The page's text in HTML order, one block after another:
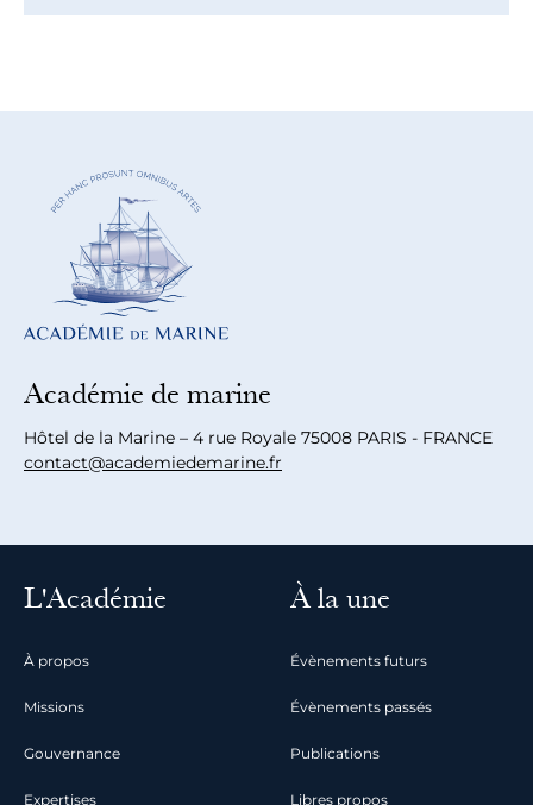
Académie de marine
Hôtel de la Marine – 4 rue Royale 75008 PARIS - FRANCE
contact@academiedemarine.fr
L'Académie
À propos
Missions
Gouvernance
Expertises
À la une
Évènements futurs
Évènements passés
Publications
Libres propos